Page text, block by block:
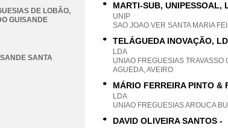
DE LOBÃO,
GUISANDE
SANTA
MARTI-SUB, UNIPESSOAL,
UNIP
SAO JOAO VER SANTA MARIA
TELÁGUEDA INOVAÇÃO,
LDA
UNIAO FREGUESIAS TRAVASSO
AGUEDA, AVEIRO
MÁRIO FERREIRA PINTO &
LDA
UNIAO FREGUESIAS AROUCA
DAVID OLIVEIRA SANTOS -